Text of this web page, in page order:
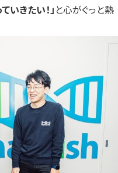
いきたい！」 と心がぐっと熱